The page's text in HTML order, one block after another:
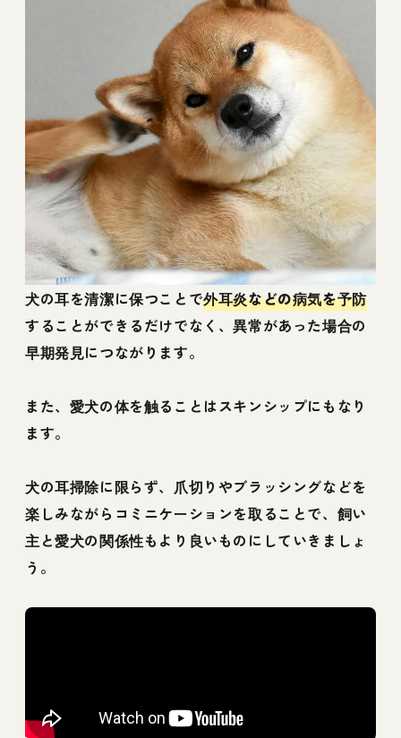
犬の耳を清潔に保つことで外耳炎などの病気を予防
することができるだけでなく、異常があった場合の
早期発見につながります。
また、愛犬の体を触ることはスキンシップにもなり
ます。
犬の耳掃除に限らず、爪切りやブラッシングなどを
楽しみながらコミニケーションを取ることで、飼い
主と愛犬の関係性もより良いものにしていきましょ
う。